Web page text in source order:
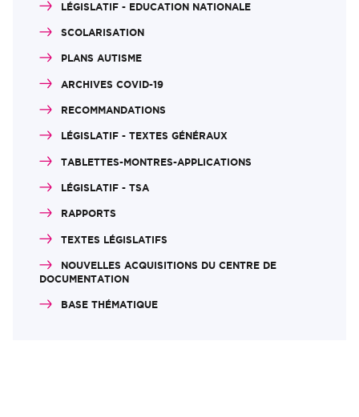
LÉGISLATIF - EDUCATION NATIONALE
SCOLARISATION
PLANS AUTISME
ARCHIVES COVID-19
RECOMMANDATIONS
LÉGISLATIF - TEXTES GÉNÉRAUX
TABLETTES-MONTRES-APPLICATIONS
LÉGISLATIF - TSA
RAPPORTS
TEXTES LÉGISLATIFS
NOUVELLES ACQUISITIONS DU CENTRE DE
DOCUMENTATION
BASE THÉMATIQUE